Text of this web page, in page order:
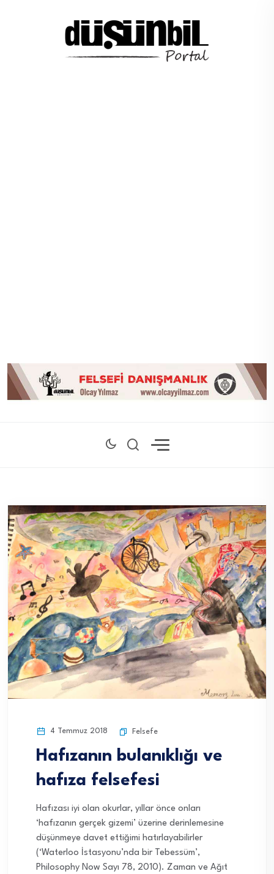
4 Temmuz 2018 Felsefe
Hafızanın bulanıklığı ve
hafıza felsefesi
Hafızası iyi olan okurlar, yıllar önce onları
‘hafızanın gerçek gizemi’ üzerine derinlemesine
düşünmeye davet ettiğimi hatırlayabilirler
(‘Waterloo İstasyonu’nda bir Tebessüm’,
Philosophy Now Sayı 78, 2010). Zaman ve Ağıt